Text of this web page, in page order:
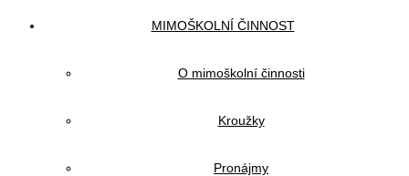
MIMOŠKOLNÍ ČINNOST
O mimoškolní činnosti
Kroužky
Pronájmy